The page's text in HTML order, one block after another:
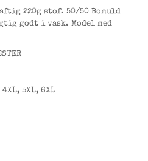
220g stof. 50/50 Bomuld
godt i vask. Model med
4XL, 5XL, 6XL